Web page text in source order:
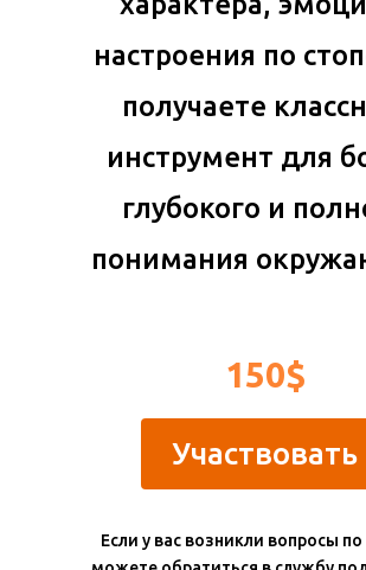
настроения по
получаете
инструмент для
глубокого и
понимания
150$
Участвовать
Если у вас возникли вопросы по